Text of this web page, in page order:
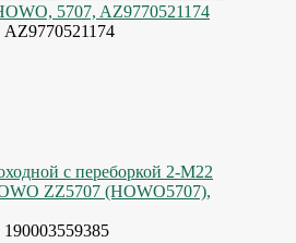
5707, AZ9770521174
AZ9770521174
с переборкой 2-M22
ZZ5707 (HOWO5707),